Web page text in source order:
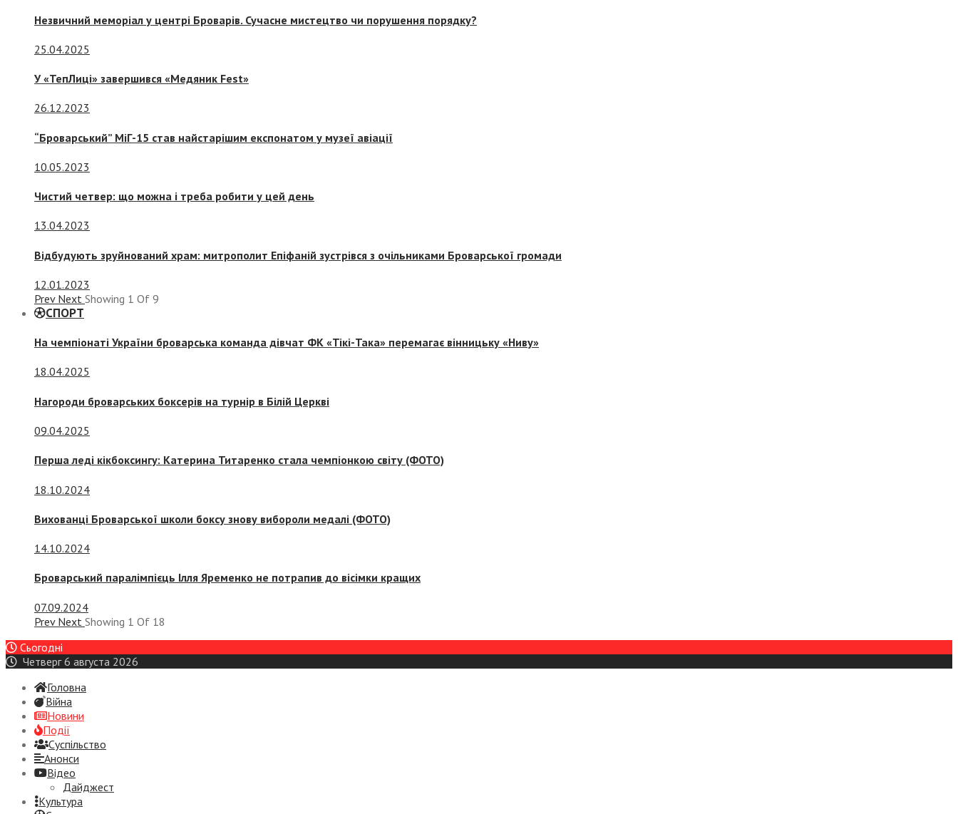
Незвичний меморіал у центрі Броварів. Сучасне мистецтво чи порушення порядку?
25.04.2025
У «ТепЛиці» завершився «Медяник Fest»
26.12.2023
“Броварський” МіГ-15 став найстарішим експонатом у музеї авіації
10.05.2023
Чистий четвер: що можна і треба робити у цей день
13.04.2023
Відбудують зруйнований храм: митрополит Епіфаній зустрівся з очільниками Броварської громади
12.01.2023
Prev Next Showing 1 Of 9
СПОРТ
На чемпіонаті України броварська команда дівчат ФК «Тікі-Така» перемагає вінницьку «Ниву»
18.04.2025
Нагороди броварських боксерів на турнір в Білій Церкві
09.04.2025
Перша леді кікбоксингу: Катерина Титаренко стала чемпіонкою світу (ФОТО)
18.10.2024
Вихованці Броварської школи боксу знову вибороли медалі (ФОТО)
14.10.2024
Броварський паралімпієць Ілля Яременко не потрапив до вісімки кращих
07.09.2024
Prev Next Showing 1 Of 18
Сьогодні
Четверг 6 августа 2026
Головна
Війна
Новини
Події
Суспiльство
Анонси
Відео
Дайджест
Культура